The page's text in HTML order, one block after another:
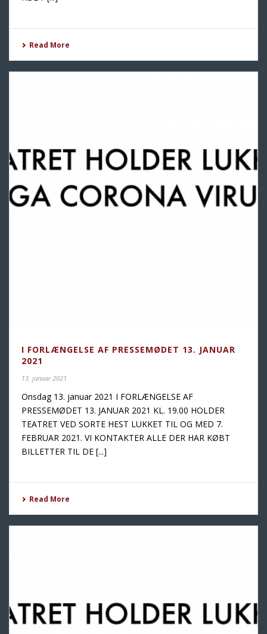
Read More
I FORLÆNGELSE AF PRESSEMØDET 13. JANUAR
2021
13. januar 2021
Onsdag 13. januar 2021 I FORLÆNGELSE AF
PRESSEMØDET 13. JANUAR 2021 KL. 19.00 HOLDER
TEATRET VED SORTE HEST LUKKET TIL OG MED 7.
FEBRUAR 2021. VI KONTAKTER ALLE DER HAR KØBT
BILLETTER TIL DE [...]
Read More